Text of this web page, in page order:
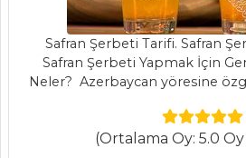
TAŞ KAPAMA
TEKİR IZGARA
NARLI VE
BADEMLİ KUZU ETİ
Et Yemekleri Tüm
Safran Şerbeti Tarifi. Safran
Safran Şerbeti Yapmak İçin
Neler? Azerbaycan yöresine
(Ortalama Oy: 5.0